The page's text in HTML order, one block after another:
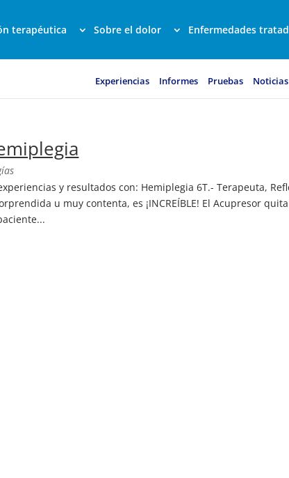
terapéutica Sobre el dolor Enfermedades
Experiencias Informes Pruebas Noticias
y resultados con: Hemiplegia 6T.- Terapeuta,
u muy contenta, es ¡INCREÍBLE! El Acupresor